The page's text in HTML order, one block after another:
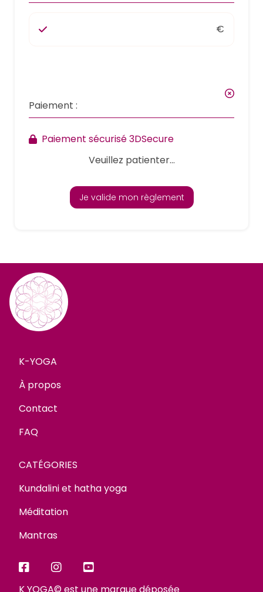
€
Paiement :
Paiement sécurisé 3DSecure
Veuillez patienter...
Je valide mon règlement
K-YOGA
À propos
Contact
FAQ
CATÉGORIES
Kundalini et hatha yoga
Méditation
Mantras